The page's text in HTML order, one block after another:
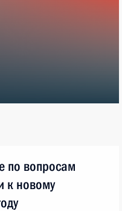
по вопросам
к новому